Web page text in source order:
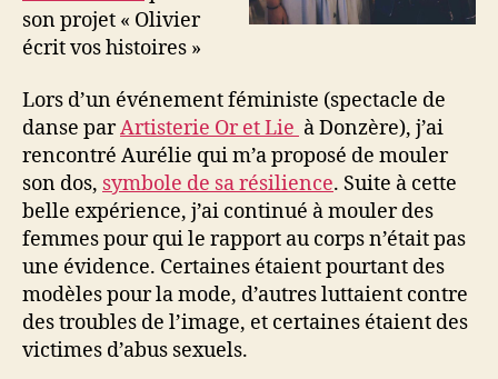
son projet « Olivier
écrit vos histoires »
Lors d’un événement féministe (spectacle de
danse parArtisterie Or et Lie à Donzère), j’ai
rencontré Aurélie qui m’a proposé de mouler
son dos, symbole de sa résilience. Suite à cette
belle expérience, j’ai continué à mouler des
femmes pour qui le rapport au corps n’était pas
une évidence. Certaines étaient pourtant des
modèles pour la mode, d’autres luttaient contre
des troubles de l’image, et certaines étaient des
victimes d’abus sexuels.